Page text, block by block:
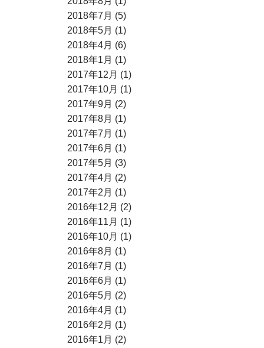
2018年7月 (5)
2018年5月 (1)
2018年4月 (6)
2018年1月 (1)
2017年12月 (1)
2017年10月 (1)
2017年9月 (2)
2017年8月 (1)
2017年7月 (1)
2017年6月 (1)
2017年5月 (3)
2017年4月 (2)
2017年2月 (1)
2016年12月 (2)
2016年11月 (1)
2016年10月 (1)
2016年8月 (1)
2016年7月 (1)
2016年6月 (1)
2016年5月 (2)
2016年4月 (1)
2016年2月 (1)
2016年1月 (2)